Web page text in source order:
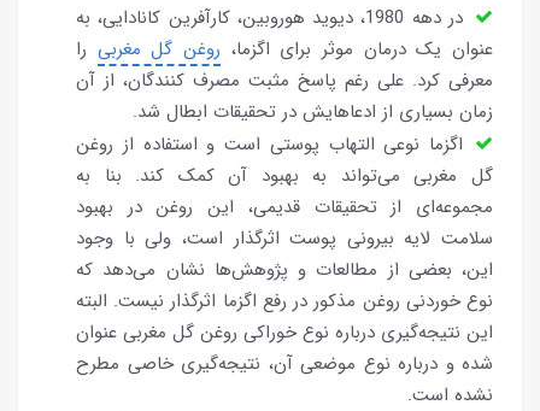
در دهه 1980، دیوید هوروبین، کارآفرین کانادایی، به
عنوان یک درمان موثر برای اگزما، روغن گل مغربی را
معرفی کرد. علی رغم پاسخ مثبت مصرف کنندگان، از آن
زمان بسیاری از ادعاهایش در تحقیقات ابطال شد.
اگزما نوعی التهاب پوستی است و استفاده از روغن
گل مغربی می‌تواند به بهبود آن کمک کند. بنا به
مجموعه‌ای از تحقیقات قدیمی، این روغن در بهبود
سلامت لایه بیرونی پوست اثرگذار است، ولی با وجود
این، بعضی از مطالعات و پژوهش‌ها نشان می‌دهد که
نوع خوردنی روغن مذکور در رفع اگزما اثرگذار نیست. البته
این نتیجه‌گیری درباره نوع خوراکی روغن گل مغربی عنوان
شده و درباره نوع موضعی آن، نتیجه‌گیری خاصی مطرح
نشده است.